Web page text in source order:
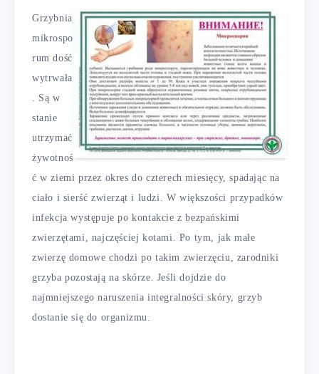
Grzybnia
mikrospo
rum dość
wytrwała
. Są w
stanie
utrzymać
żywotnoś
ć w ziemi przez okres do czterech miesięcy, spadając na
ciało i sierść zwierząt i ludzi. W większości przypadków
infekcja występuje po kontakcie z bezpańskimi
zwierzętami, najczęściej kotami. Po tym, jak małe
zwierzę domowe chodzi po takim zwierzęciu, zarodniki
grzyba pozostają na skórze. Jeśli dojdzie do
najmniejszego naruszenia integralności skóry, grzyb
dostanie się do organizmu.